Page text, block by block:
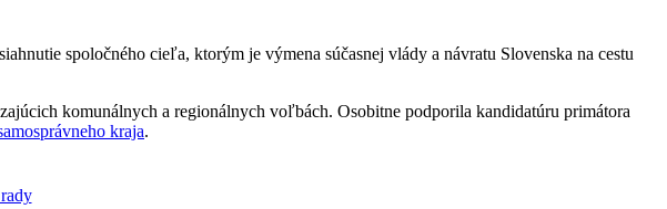
spoločného cieľa, ktorým je výmena súčasnej vlády a návratu Slovenska na cestu
komunálnych a regionálnych voľbách. Osobitne podporila kandidatúru primátora
kraja.